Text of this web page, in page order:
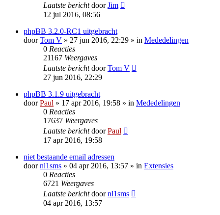
Laatste berichtdoorJim
12 jul 2016, 08:56
phpBB 3.2.0-RC1 uitgebracht
doorTom V » 27 jun 2016, 22:29 » in Mededelingen
0 Reacties
21167 Weergaves
Laatste berichtdoorTom V
27 jun 2016, 22:29
phpBB 3.1.9 uitgebracht
doorPaul » 17 apr 2016, 19:58 » in Mededelingen
0 Reacties
17637 Weergaves
Laatste berichtdoorPaul
17 apr 2016, 19:58
niet bestaande email adressen
doornl1sms » 04 apr 2016, 13:57 » in Extensies
0 Reacties
6721 Weergaves
Laatste berichtdoornl1sms
04 apr 2016, 13:57